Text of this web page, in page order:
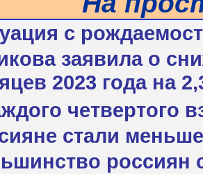
с
заявила о
2023 года на
четвертого
стали
россиян